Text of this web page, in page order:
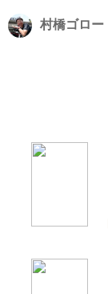
村橋ゴロー